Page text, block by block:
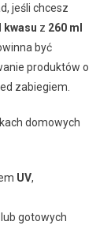
jeśli chcesz
kwasu z 260 ml
być
produktów o
zabiegiem.
domowych
UV,
gotowych